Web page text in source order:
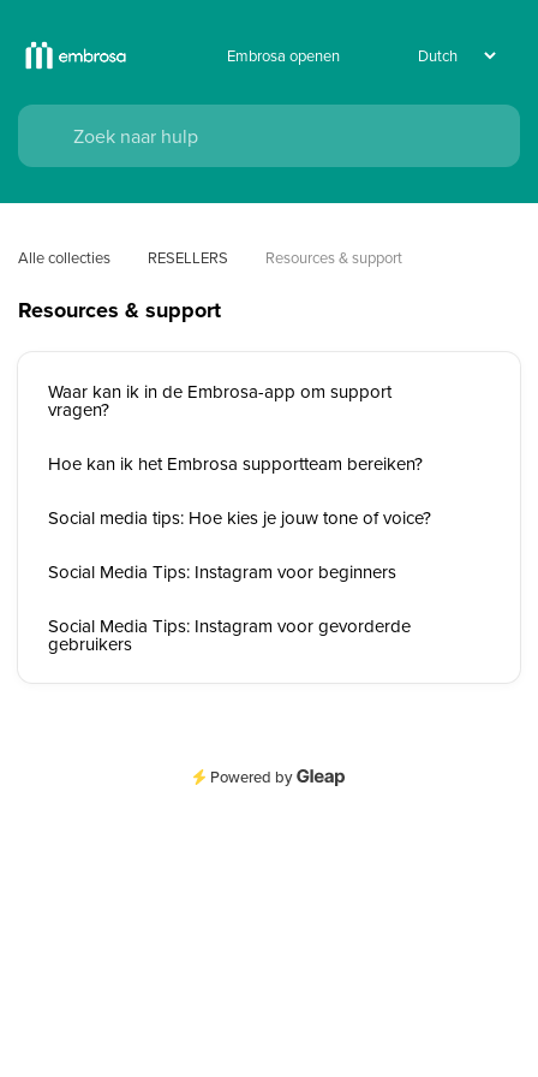
Embrosa openen
Alle collecties RESELLERS Resources & support
Resources & support
Waar kan ik in de Embrosa-app om support
vragen?
Hoe kan ik het Embrosa supportteam bereiken?
Social media tips: Hoe kies je jouw tone of voice?
Social Media Tips: Instagram voor beginners
Social Media Tips: Instagram voor gevorderde
gebruikers
Powered by